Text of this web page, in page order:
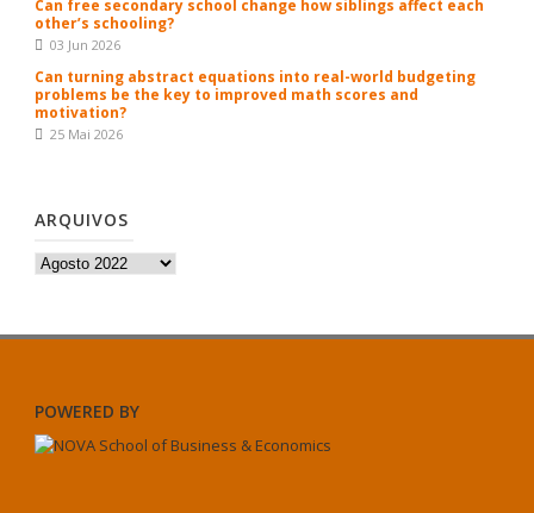
Can free secondary school change how siblings affect each
other’s schooling?
03 Jun 2026
Can turning abstract equations into real-world budgeting
problems be the key to improved math scores and
motivation?
25 Mai 2026
ARQUIVOS
Arquivos
POWERED BY